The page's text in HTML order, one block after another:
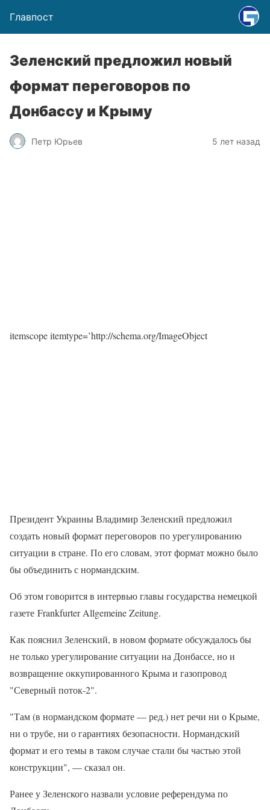
Главпост
Зеленский предложил новый
формат переговоров по
Донбассу и Крыму
Петр Юрьев 5 лет назад
itemscope itemtype=’http://schema.org/ImageObject
Президент Украины Владимир Зеленский предложил
создать новый формат переговоров по урегулированию
ситуации в стране. По его словам, этот формат можно было
бы объединить с нормандским.
Об этом говорится в интервью главы государства немецкой
газете Frankfurter Allgemeine Zeitung.
Как пояснил Зеленский, в новом формате обсуждалось бы
не только урегулирование ситуации на Донбассе, но и
возвращение оккупированного Крыма и газопровод
"Северный поток-2".
"Там (в нормандском формате — ред.) нет речи ни о Крыме,
ни о трубе, ни о гарантиях безопасности. Нормандский
формат и его темы в таком случае стали бы частью этой
конструкции", — сказал он.
Ранее у Зеленского назвали условие референдума по